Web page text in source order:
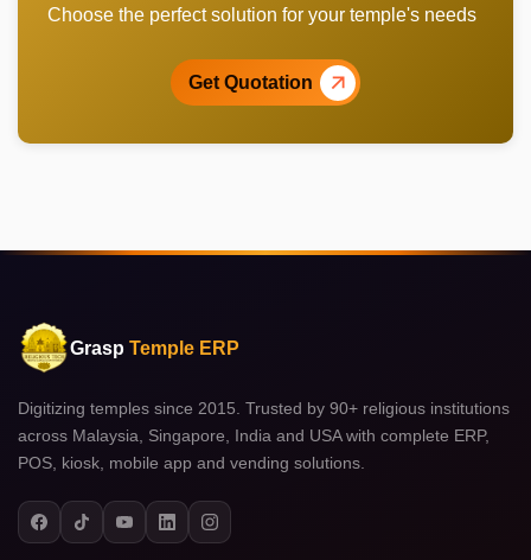
Choose the perfect solution for your temple's needs
Get Quotation
Grasp Temple ERP
Digitizing temples since 2015. Trusted by 90+ religious institutions
across Malaysia, Singapore, India and USA with complete ERP,
POS, kiosk, mobile app and vending solutions.